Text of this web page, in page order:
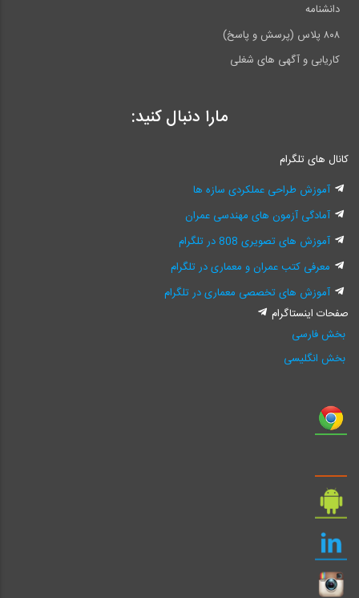
دانشنامه
۸۰۸ پلاس (پرسش و پاسخ)
کاریابی و آگهی های شغلی
مارا دنبال کنید:
کانال های تلگرام
آموزش طراحی عملکردی سازه ها
آمادگی آزمون های مهندسی عمران
آموزش های تصویری 808 در تلگرام
معرفی کتب عمران و معماری در تلگرام
آموزش های تخصصی معماری در تلگرام
صفحات اینستاگرام
بخش فارسی
بخش انگلیسی